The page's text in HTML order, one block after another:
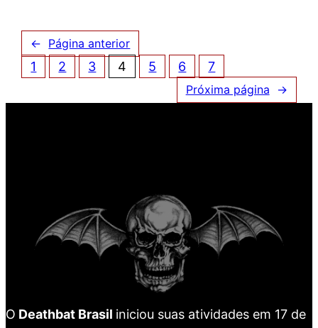
← Página anterior
1 2 3 4 5 6 7
Próxima página →
O Deathbat Brasil iniciou suas atividades em 17 de